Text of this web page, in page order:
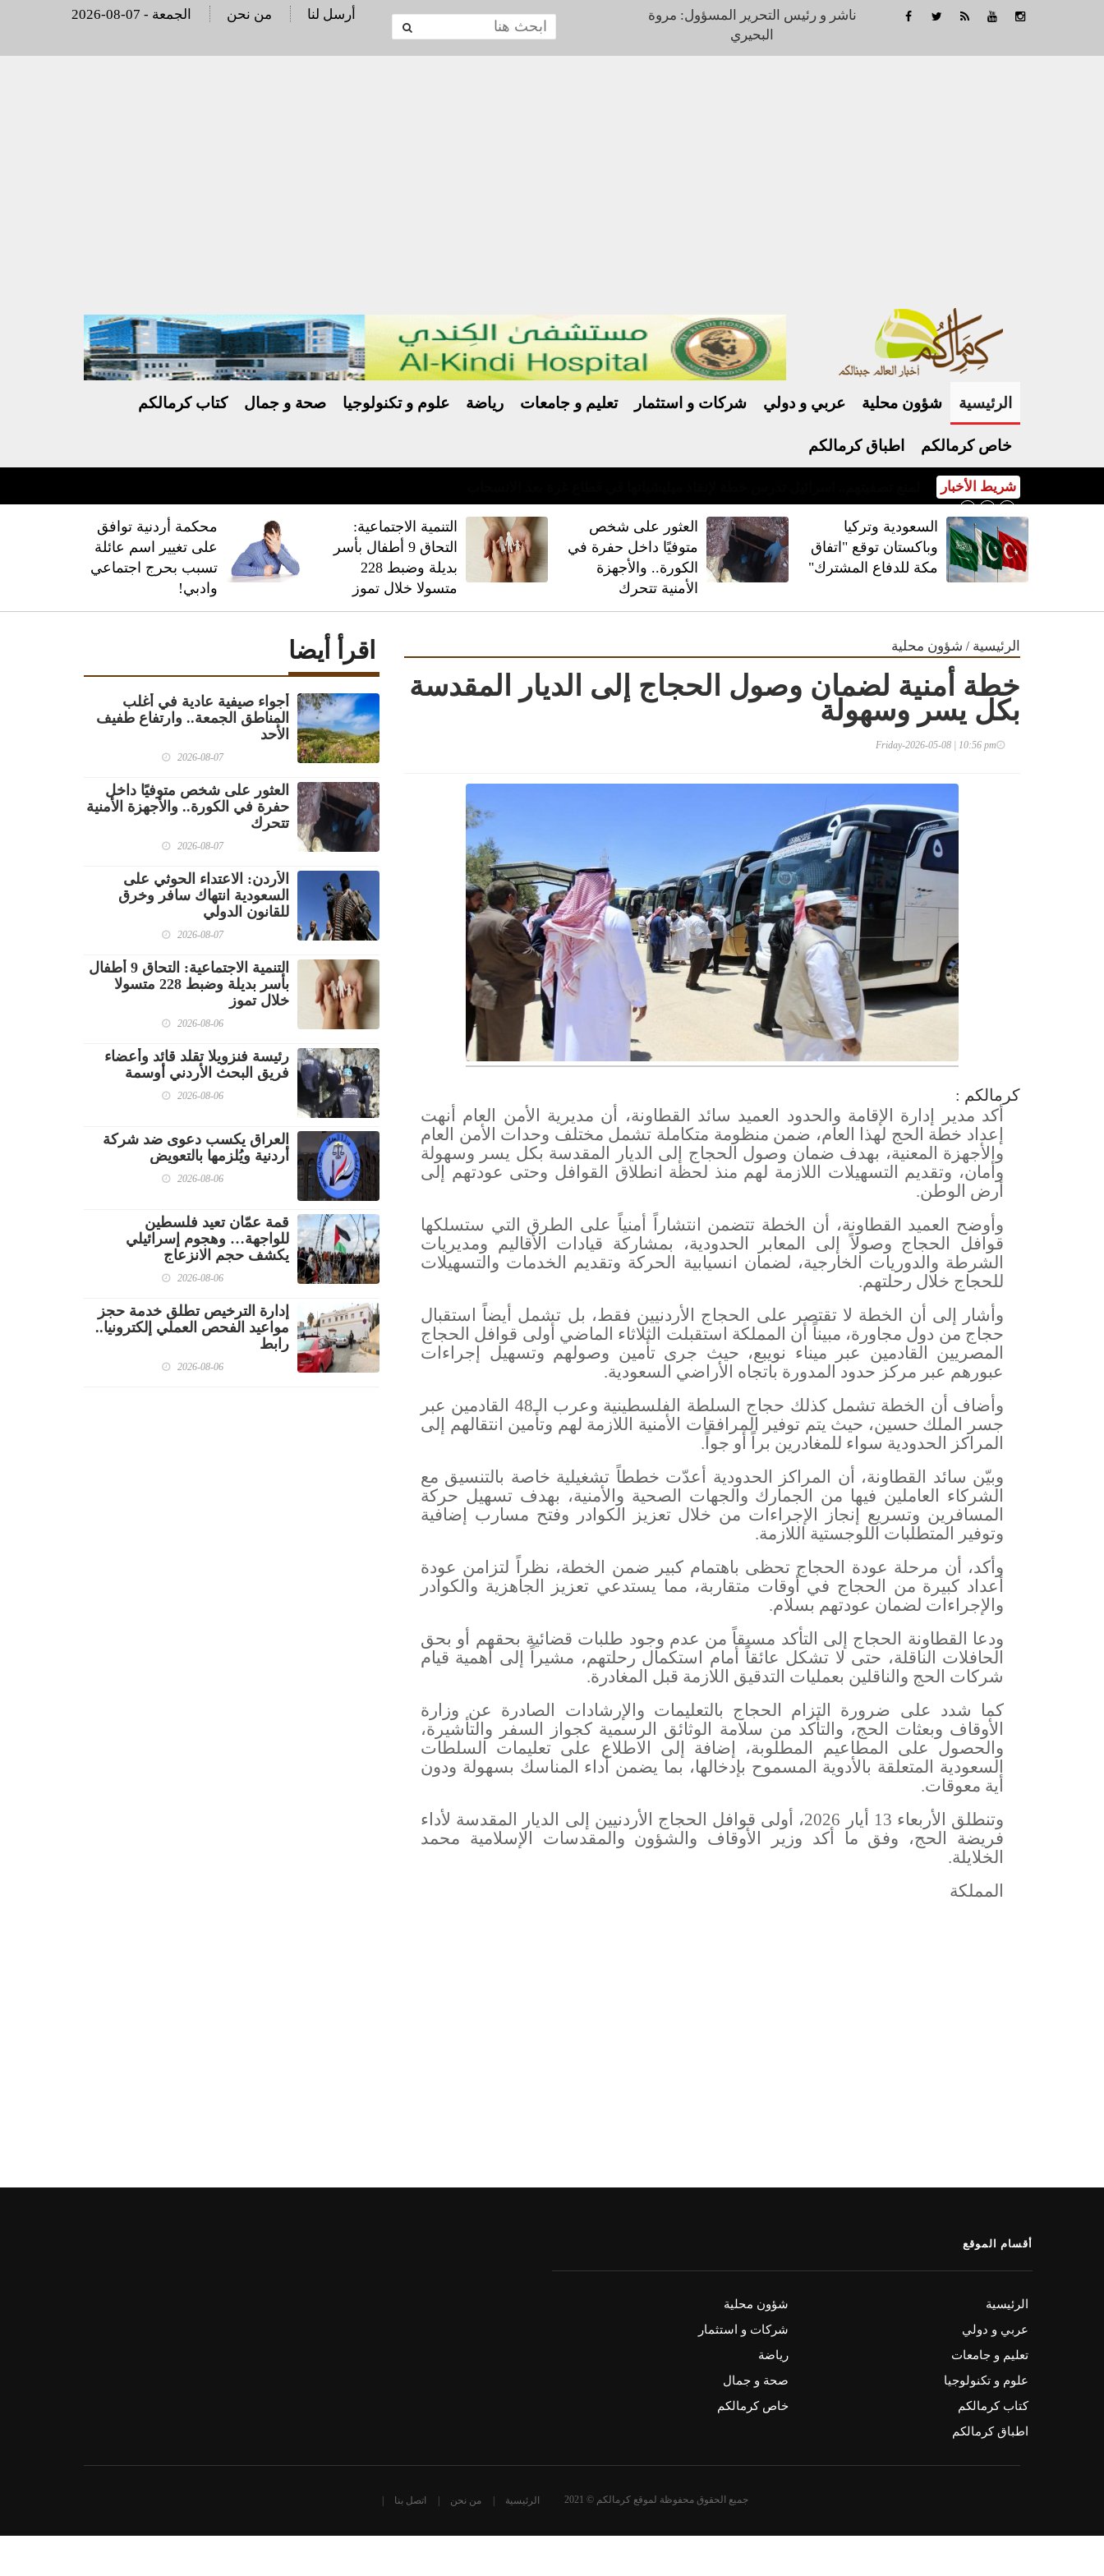
ناشر و رئيس التحرير المسؤول: مروة
البحيري
2026-08-07 - الجمعة من نحن أرسل لنا
الرئيسية شؤون محلية عربي و دولي شركات و استثمار تعليم و جامعات رياضة علوم و تكنولوجيا صحة و جمال كتاب كرمالكم
خاص كرمالكم اطباق كرمالكم
شريط الأخبار
السعودية وتركيا
وباكستان توقع "اتفاق
مكة للدفاع المشترك"
العثور على شخص
متوفيًا داخل حفرة في
الكورة.. والأجهزة
الأمنية تتحرك
‏التنمية الاجتماعية:
التحاق 9 أطفال بأسر
بديلة وضبط 228
متسولا خلال تموز
محكمة أردنية توافق
على تغيير اسم عائلة
تسبب بحرج اجتماعي
وادبي!
الرئيسية / شؤون محلية
خطة أمنية لضمان وصول الحجاج إلى الديار المقدسة
بكل يسر وسهولة
Friday-2026-05-08 | 10:56 pm
كرمالكم :
أكد مدير إدارة الإقامة والحدود العميد سائد القطاونة، أن مديرية الأمن العام أنهت
إعداد خطة الحج لهذا العام، ضمن منظومة متكاملة تشمل مختلف وحدات الأمن العام
والأجهزة المعنية، بهدف ضمان وصول الحجاج إلى الديار المقدسة بكل يسر وسهولة
وأمان، وتقديم التسهيلات اللازمة لهم منذ لحظة انطلاق القوافل وحتى عودتهم إلى
أرض الوطن.
وأوضح العميد القطاونة، أن الخطة تتضمن انتشاراً أمنياً على الطرق التي ستسلكها
قوافل الحجاج وصولاً إلى المعابر الحدودية، بمشاركة قيادات الأقاليم ومديريات
الشرطة والدوريات الخارجية، لضمان انسيابية الحركة وتقديم الخدمات والتسهيلات
للحجاج خلال رحلتهم.
وأشار إلى أن الخطة لا تقتصر على الحجاج الأردنيين فقط، بل تشمل أيضاً استقبال
حجاج من دول مجاورة، مبيناً أن المملكة استقبلت الثلاثاء الماضي أولى قوافل الحجاج
المصريين القادمين عبر ميناء نويبع، حيث جرى تأمين وصولهم وتسهيل إجراءات
عبورهم عبر مركز حدود المدورة باتجاه الأراضي السعودية.
وأضاف أن الخطة تشمل كذلك حجاج السلطة الفلسطينية وعرب الـ48 القادمين عبر
جسر الملك حسين، حيث يتم توفير المرافقات الأمنية اللازمة لهم وتأمين انتقالهم إلى
المراكز الحدودية سواء للمغادرين براً أو جواً .
وبيّن سائد القطاونة، أن المراكز الحدودية أعدّت خططاً تشغيلية خاصة بالتنسيق مع
الشركاء العاملين فيها من الجمارك والجهات الصحية والأمنية، بهدف تسهيل حركة
المسافرين وتسريع إنجاز الإجراءات من خلال تعزيز الكوادر وفتح مسارب إضافية
وتوفير المتطلبات اللوجستية اللازمة.
وأكد، أن مرحلة عودة الحجاج تحظى باهتمام كبير ضمن الخطة، نظراً لتزامن عودة
أعداد كبيرة من الحجاج في أوقات متقاربة، مما يستدعي تعزيز الجاهزية والكوادر
والإجراءات لضمان عودتهم بسلام.
ودعا القطاونة الحجاج إلى التأكد مسبقاً من عدم وجود طلبات قضائية بحقهم أو بحق
الحافلات الناقلة، حتى لا تشكل عائقاً أمام استكمال رحلتهم، مشيراً إلى أهمية قيام
شركات الحج والناقلين بعمليات التدقيق اللازمة قبل المغادرة.
كما شدد على ضرورة التزام الحجاج بالتعليمات والإرشادات الصادرة عن وزارة
الأوقاف وبعثات الحج، والتأكد من سلامة الوثائق الرسمية كجواز السفر والتأشيرة،
والحصول على المطاعيم المطلوبة، إضافة إلى الاطلاع على تعليمات السلطات
السعودية المتعلقة بالأدوية المسموح بإدخالها، بما يضمن أداء المناسك بسهولة ودون
أية معوقات.
وتنطلق الأربعاء 13 أيار 2026، أولى قوافل الحجاج الأردنيين إلى الديار المقدسة لأداء
فريضة الحج، وفق ما أكد وزير الأوقاف والشؤون والمقدسات الإسلامية محمد
الخلايلة.
المملكة
اقرأ أيضا
أجواء صيفية عادية في أغلب
المناطق الجمعة.. وارتفاع طفيف
الأحد
2026-08-07
العثور على شخص متوفيًا داخل
حفرة في الكورة.. والأجهزة الأمنية
تتحرك
2026-08-07
الأردن: الاعتداء الحوثي على
السعودية انتهاك سافر وخرق
للقانون الدولي
2026-08-07
‏التنمية الاجتماعية: التحاق 9 أطفال
بأسر بديلة وضبط 228 متسولا
خلال تموز
2026-08-06
رئيسة فنزويلا تقلد قائد وأعضاء
فريق البحث الأردني أوسمة
2026-08-06
العراق يكسب دعوى ضد شركة
أردنية ويُلزمها بالتعويض
2026-08-06
قمة عمّان تعيد فلسطين
للواجهة… وهجوم إسرائيلي
يكشف حجم الانزعاج
2026-08-06
إدارة الترخيص تطلق خدمة حجز
مواعيد الفحص العملي إلكترونيا..
رابط
2026-08-06
أقسام الموقع
الرئيسية
شؤون محلية
عربي و دولي
شركات و استثمار
تعليم و جامعات
رياضة
علوم و تكنولوجيا
صحة و جمال
كتاب كرمالكم
خاص كرمالكم
اطباق كرمالكم
جميع الحقوق محفوظة لموقع كرمالكم © 2021 اتصل بنا من نحن الرئيسية